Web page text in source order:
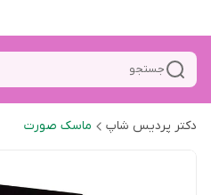
جستجو
دکتر پردیس شاپ ماسک صورت